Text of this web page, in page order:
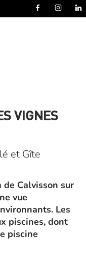
VIGNES
et Gîte
de Calvisson sur
vue
Les
piscines, dont
piscine